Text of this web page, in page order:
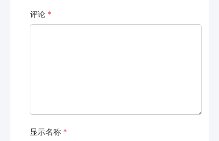
评论 *
显示名称 *